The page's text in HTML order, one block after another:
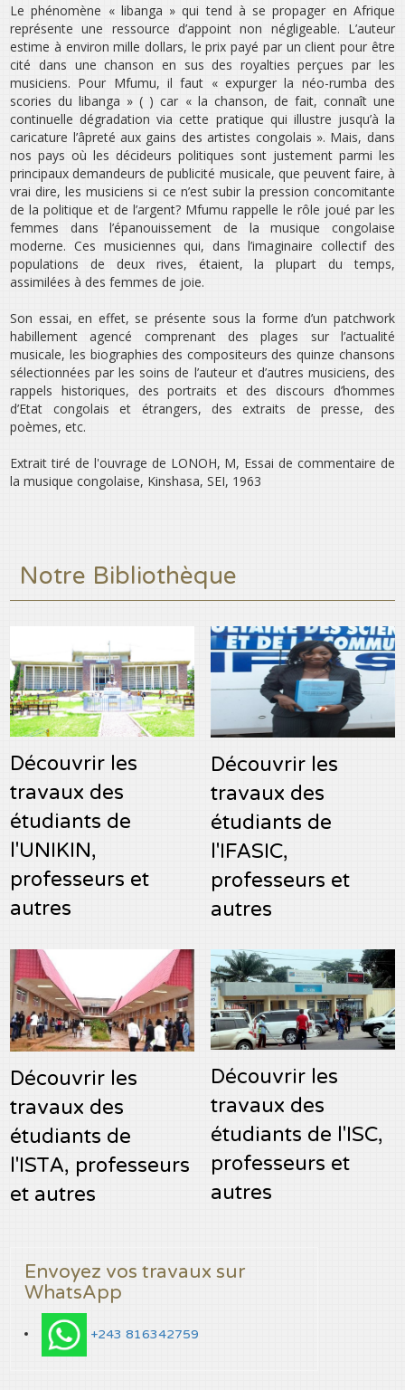
Le phénomène « libanga » qui tend à se propager en Afrique
représente une ressource d’appoint non négligeable. L’auteur
estime à environ mille dollars, le prix payé par un client pour être
cité dans une chanson en sus des royalties perçues par les
musiciens. Pour Mfumu, il faut « expurger la néo-rumba des
scories du libanga » ( ) car « la chanson, de fait, connaît une
continuelle dégradation via cette pratique qui illustre jusqu’à la
caricature l’âpreté aux gains des artistes congolais ». Mais, dans
nos pays où les décideurs politiques sont justement parmi les
principaux demandeurs de publicité musicale, que peuvent faire, à
vrai dire, les musiciens si ce n’est subir la pression concomitante
de la politique et de l’argent? Mfumu rappelle le rôle joué par les
femmes dans l’épanouissement de la musique congolaise
moderne. Ces musiciennes qui, dans l’imaginaire collectif des
populations de deux rives, étaient, la plupart du temps,
assimilées à des femmes de joie.
Son essai, en effet, se présente sous la forme d’un patchwork
habillement agencé comprenant des plages sur l’actualité
musicale, les biographies des compositeurs des quinze chansons
sélectionnées par les soins de l’auteur et d’autres musiciens, des
rappels historiques, des portraits et des discours d’hommes
d’Etat congolais et étrangers, des extraits de presse, des
poèmes, etc.
Extrait tiré de l'ouvrage de LONOH, M, Essai de commentaire de
la musique congolaise, Kinshasa, SEI, 1963
Notre Bibliothèque
Découvrir les
travaux des
étudiants de
l'UNIKIN,
professeurs et
autres
Découvrir les
travaux des
étudiants de
l'IFASIC,
professeurs et
autres
Découvrir les
travaux des
étudiants de
l'ISTA, professeurs
et autres
Découvrir les
travaux des
étudiants de l'ISC,
professeurs et
autres
Envoyez vos travaux sur
WhatsApp
+243 816342759